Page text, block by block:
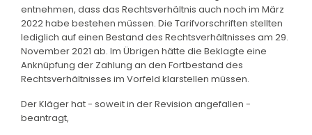
entnehmen, dass das Rechtsverhältnis auch noch im März
2022 habe bestehen müssen. Die Tarifvorschriften stellten
lediglich auf einen Bestand des Rechtsverhältnisses am 29.
November 2021 ab. Im Übrigen hätte die Beklagte eine
Anknüpfung der Zahlung an den Fortbestand des
Rechtsverhältnisses im Vorfeld klarstellen müssen.
Der Kläger hat - soweit in der Revision angefallen -
beantragt,